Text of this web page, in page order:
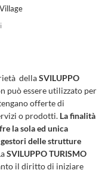
dellaSVILUPPO
può essere utilizzato per
offerte di
o prodotti. La finalità
la sola ed unica
delle strutture
SVILUPPO TURISMO
il diritto di iniziare